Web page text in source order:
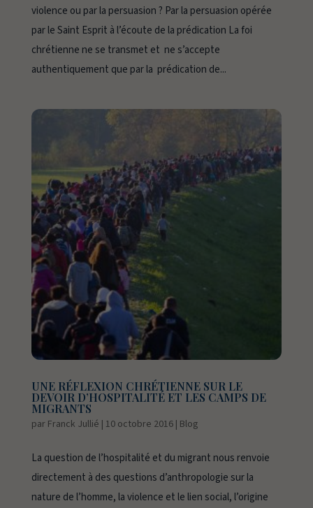
violence ou par la persuasion ? Par la persuasion opérée
par le Saint Esprit à l’écoute de la prédication La foi
chrétienne ne se transmet et ne s’accepte
authentiquement que par la prédication de...
UNE RÉFLEXION CHRÉTIENNE SUR LE
DEVOIR D’HOSPITALITÉ ET LES CAMPS DE
MIGRANTS
par Franck Jullié | 10 octobre 2016| Blog
La question de l’hospitalité et du migrant nous renvoie
directement à des questions d’anthropologie sur la
nature de l’homme, la violence et le lien social, l’origine